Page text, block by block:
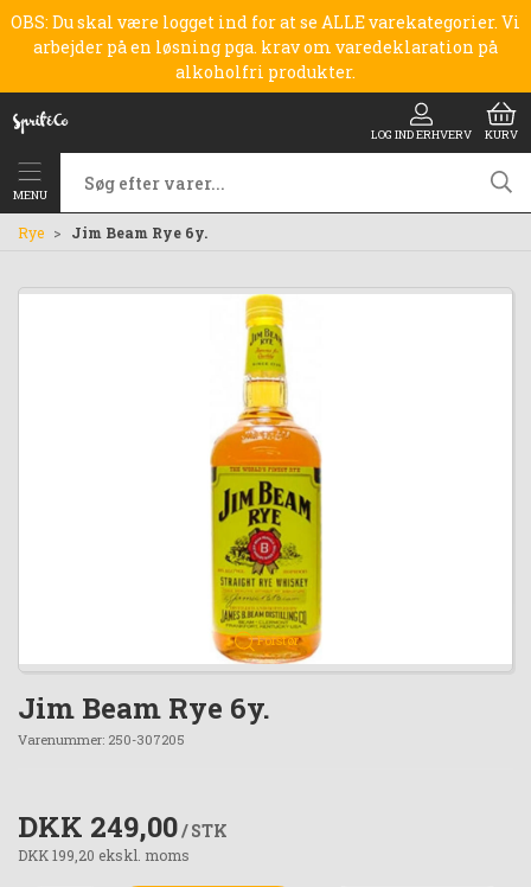
OBS: Du skal være logget ind for at se ALLE varekategorier. Vi
arbejder på en løsning pga. krav om varedeklaration på
alkoholfri produkter.
LOG IND ERHVERV KURV
MENU
Rye Jim Beam Rye 6y.
Forstør
Jim Beam Rye 6y.
Varenummer: 250-307205
DKK 249,00/ STK
DKK 199,20 ekskl. moms